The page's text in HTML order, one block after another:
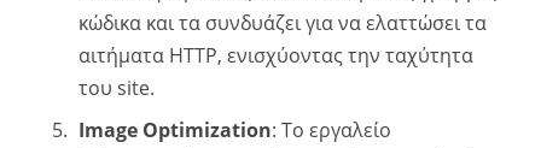
κώδικα και τα συνδυάζει για να ελαττώσει τα
αιτήματα HTTP, ενισχύοντας την ταχύτητα
του site.
Image Optimization: Το εργαλείο